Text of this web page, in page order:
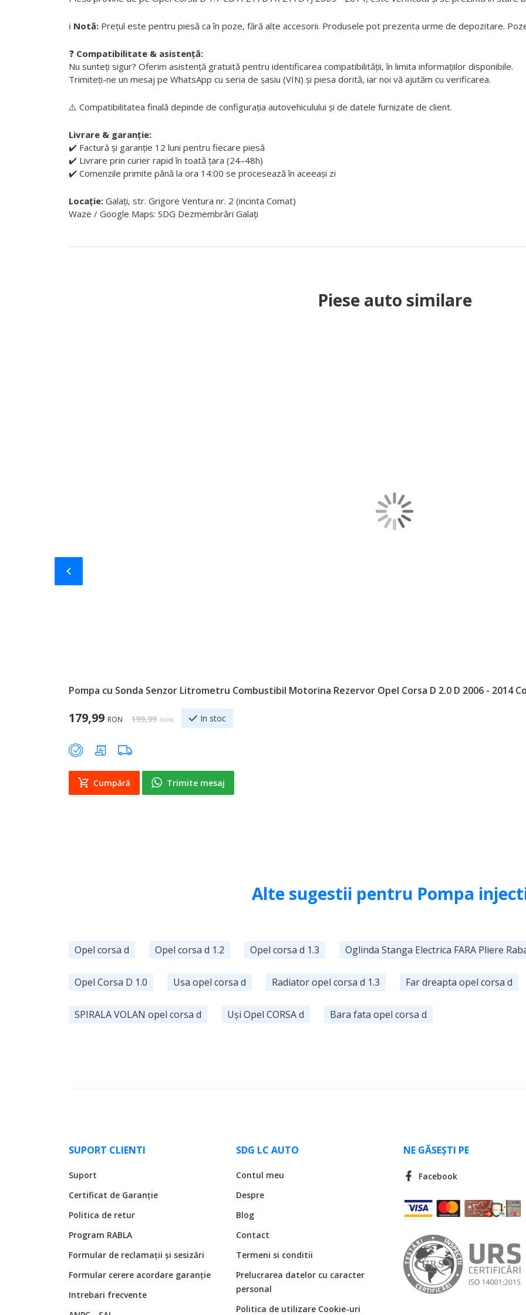
ℹ️ Notă: Prețul este pentru piesă ca în poze, fără alte accesorii. Produsele pot prezenta urme de depozitare.
❓ Compatibilitate & asistență:
Nu sunteți sigur? Oferim asistență gratuită pentru identificarea compatibilității, în limita informațiilor disponibile.
Trimiteți-ne un mesaj pe WhatsApp cu seria de șasiu (VIN) și piesa dorită, iar noi vă ajutăm cu verificarea.
⚠️ Compatibilitatea finală depinde de configurația autovehiculului și de datele furnizate de client.
Livrare & garanție:
✔️ Factură și garanție 12 luni pentru fiecare piesă
✔️ Livrare prin curier rapid în toată țara (24–48h)
✔️ Comenzile primite până la ora 14:00 se procesează în aceeași zi
Locație: Galați, str. Grigore Ventura nr. 2 (incinta Comat)
Waze / Google Maps: SDG Dezmembrări Galați
Piese auto similare
Pompa cu Sonda Senzor Litrometru Combustibil Motorina Rezervor Opel Corsa D 2.0 D 2006 - 2014
Special Price
179,99 RON Regular Price
199,99 RON In stoc
Cumpără Trimite mesaj
Slide-ul anterior
Alte sugestii pentru Pompa
Opel corsa d Opel corsa d 1.2 Opel corsa d 1.3 Oglinda Stanga Electrica FARA Pliere
Opel Corsa D 1.0 Usa opel corsa d Radiator opel corsa d 1.3 Far dreapta opel corsa d
SPIRALA VOLAN opel corsa d Uși Opel CORSA d Bara fata opel corsa d
SUPORT CLIENTI
Suport
Certificat de Garanție
Politica de retur
Program RABLA
Formular de reclamații și sesizări
Formular cerere acordare garanție
Intrebari frecvente
SDG LC AUTO
Contul meu
Despre
Blog
Contact
Termeni si conditii
Prelucrarea datelor cu caracter
personal
Politica de utilizare Cookie-uri
NE GĂSEȘTI PE
Facebook